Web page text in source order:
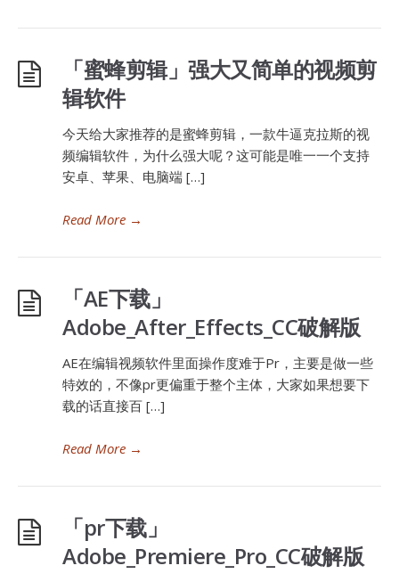
「蜜蜂剪辑」强大又简单的视频剪
辑软件
今天给大家推荐的是蜜蜂剪辑，一款牛逼克拉斯的视
频编辑软件，为什么强大呢？这可能是唯一一个支持
安卓、苹果、电脑端 […]
Read More →
「AE下载」
Adobe_After_Effects_CC破解版
AE在编辑视频软件里面操作度难于Pr，主要是做一些
特效的，不像pr更偏重于整个主体，大家如果想要下
载的话直接百 […]
Read More →
「pr下载」
Adobe_Premiere_Pro_CC破解版